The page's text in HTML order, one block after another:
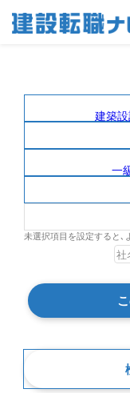
建築設
一
未選択項目を設定すると､
熊本県/社名
現在の検索条件